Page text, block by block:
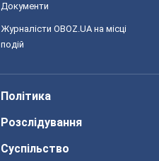
Документи
Журналісти OBOZ.UA на місці
подій
Політика
Розслідування
Суспільство